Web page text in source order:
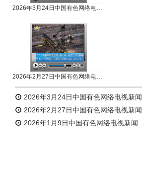
2026年3月24日中国有色网络电视新闻
2026年2月27日中国有色网络电视新闻
2026年3月24日中国有色网络电视新闻
2026年2月27日中国有色网络电视新闻
2026年1月9日中国有色网络电视新闻